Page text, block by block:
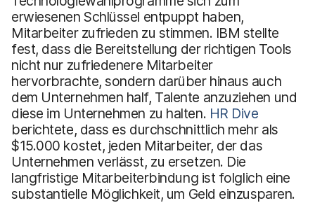
erwiesenen Schlüssel entpuppt haben,
Mitarbeiter zufrieden zu stimmen. IBM stellte
fest, dass die Bereitstellung der richtigen Tools
nicht nur zufriedenere Mitarbeiter
hervorbrachte, sondern darüber hinaus auch
dem Unternehmen half, Talente anzuziehen und
diese im Unternehmen zu halten. HR Dive
berichtete, dass es durchschnittlich mehr als
$15.000 kostet, jeden Mitarbeiter, der das
Unternehmen verlässt, zu ersetzen. Die
langfristige Mitarbeiterbindung ist folglich eine
substantielle Möglichkeit, um Geld einzusparen.